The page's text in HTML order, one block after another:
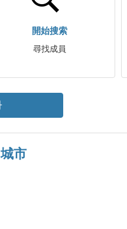
開始搜索
尋找成員
市